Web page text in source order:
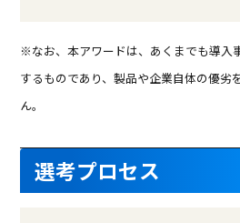
※なお、本アワードは、あくまでも導入
するものであり、製品や企業自体の優劣
ん。
選考プロセス